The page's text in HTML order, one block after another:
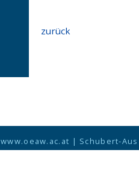
zurück
www.oeaw.ac.at | Schubert-